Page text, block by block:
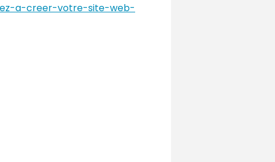
a-creer-votre-site-web-